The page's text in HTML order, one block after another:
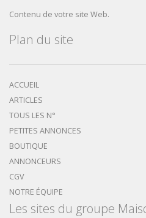
Contenu de votre site Web.
Plan du site
ACCUEIL
ARTICLES
TOUS LES N°
PETITES ANNONCES
BOUTIQUE
ANNONCEURS
CGV
NOTRE ÉQUIPE
Les sites du groupe